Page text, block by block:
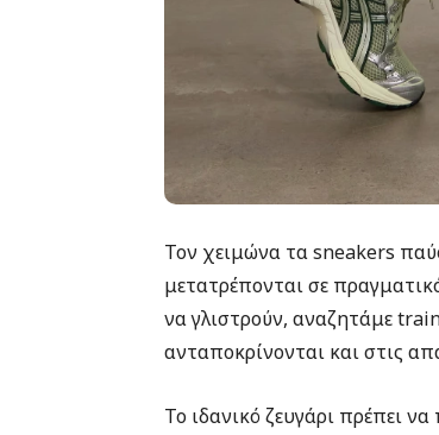
Τον χειμώνα τα sneakers
μετατρέπονται σε
να γλιστρούν, αναζητάμε
ανταποκρίνονται και στις
Το ιδανικό ζευγάρι πρέπει